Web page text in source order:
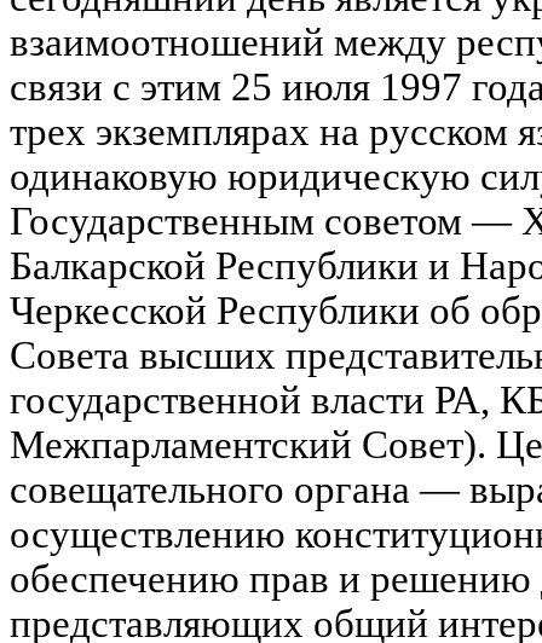
взаимоотношений между
связи с этим 25 июля 1997
трех экземплярах на
одинаковую юридическую
Государственным советом —
Балкарской Республики и
Черкесской Республики об
Совета высших
государственной власти
Межпарламентский Совет).
совещательного органа —
осуществлению
обеспечению прав и
представляющих общий